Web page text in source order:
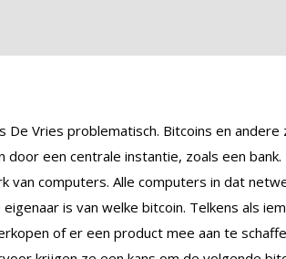
De Vries problematisch. Bitcoins en andere
een centrale instantie, zoals een bank.
van computers. Alle computers in dat
is van welke bitcoin. Telkens als
of er een product mee aan te